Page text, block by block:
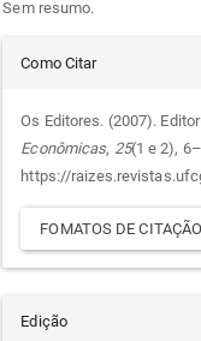
principal
Sem resumo.
Detalhes
do
artigo
Como Citar
Os Editores. (2007).
Econômicas, 25(1 e 2),
https://
FOMATOS DE
Edição